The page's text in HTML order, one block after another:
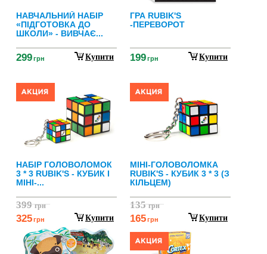
НАВЧАЛЬНИЙ НАБІР
«ПІДГОТОВКА ДО
ШКОЛИ» - ВИВЧАЄ...
299грн Купити
ГРА RUBIK'S
-ПЕРЕВОРОТ
199грн Купити
НАБІР ГОЛОВОЛОМОК
3 * 3 RUBIK'S - КУБИК І
МІНІ-...
399грн
325грн Купити
МІНІ-ГОЛОВОЛОМКА
RUBIK'S - КУБИК 3 * 3 (З
КІЛЬЦЕМ)
135грн
165грн Купити